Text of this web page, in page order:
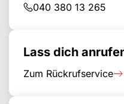
040 380 13 265
Lass dich
Zum Rückrufservice